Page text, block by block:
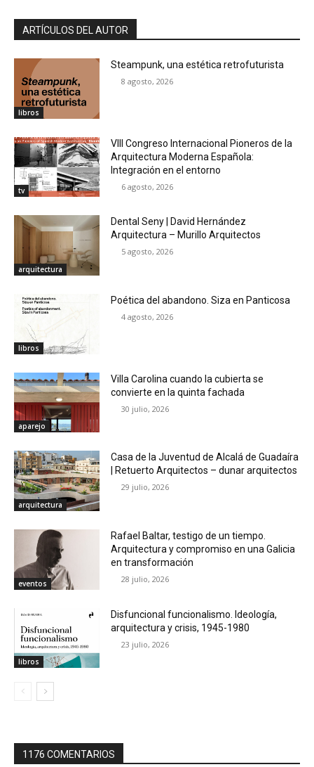
ARTÍCULOS DEL AUTOR
libros
Steampunk, una estética retrofuturista
8 agosto, 2026
tv
VIII Congreso Internacional Pioneros de la
Arquitectura Moderna Española:
Integración en el entorno
6 agosto, 2026
arquitectura
Dental Seny | David Hernández
Arquitectura – Murillo Arquitectos
5 agosto, 2026
libros
Poética del abandono. Siza en Panticosa
4 agosto, 2026
aparejo
Villa Carolina cuando la cubierta se
convierte en la quinta fachada
30 julio, 2026
arquitectura
Casa de la Juventud de Alcalá de Guadaíra
| Retuerto Arquitectos – dunar arquitectos
29 julio, 2026
eventos
Rafael Baltar, testigo de un tiempo.
Arquitectura y compromiso en una Galicia
en transformación
28 julio, 2026
libros
Disfuncional funcionalismo. Ideología,
arquitectura y crisis, 1945-1980
23 julio, 2026
1176 COMENTARIOS